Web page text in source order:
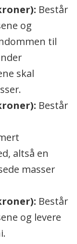
Består
og
til
skal
Består
altså en
masser
Består
og levere